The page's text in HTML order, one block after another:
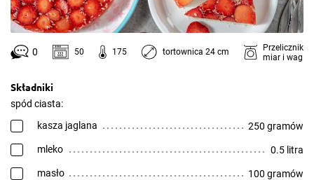
0 50 175 tortownica 24 cm
Przelicznik
miar i wag
Składniki
spód ciasta:
kasza jaglana
250 gramów
mleko 0.5 litra
masło 100 gramów